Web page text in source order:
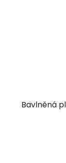
Bavlněná